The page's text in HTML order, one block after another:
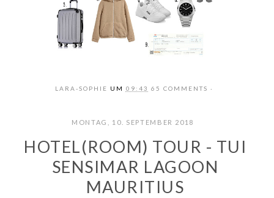
LARA-SOPHIE UM 09:43 65 COMMENTS
MONTAG, 10. SEPTEMBER 2018
HOTEL(ROOM) TOUR - TUI
SENSIMAR LAGOON
MAURITIUS